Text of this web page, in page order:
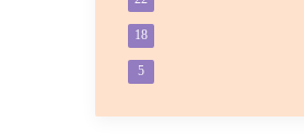
18
5